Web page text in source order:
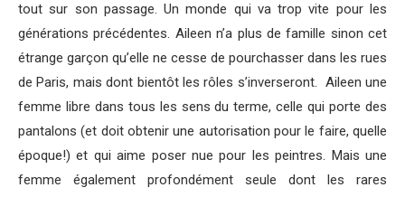
tout sur son passage. Un monde qui va trop vite pour les
générations précédentes. Aileen n’a plus de famille sinon cet
étrange garçon qu’elle ne cesse de pourchasser dans les rues
de Paris, mais dont bientôt les rôles s’inverseront. Aileen une
femme libre dans tous les sens du terme, celle qui porte des
pantalons (et doit obtenir une autorisation pour le faire, quelle
époque!) et qui aime poser nue pour les peintres. Mais une
femme également profondément seule dont les rares